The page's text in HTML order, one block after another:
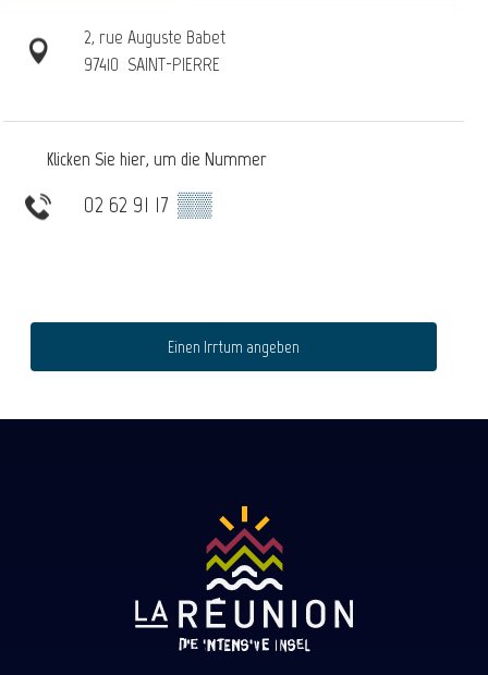
2, rue Auguste Babet
97410 SAINT-PIERRE
Klicken Sie hier, um die Nummer
02 62 91 17 ▒▒
Einen Irrtum angeben